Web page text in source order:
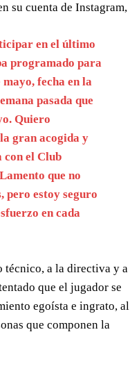
su cuenta de Instagram,
en el último
programado para
fecha en la
pasada que
Quiero
gran acogida y
con el Club
que no
pero estoy seguro
en cada
técnico, a la directiva y a
que el jugador se
egoísta e ingrato, al
que componen la